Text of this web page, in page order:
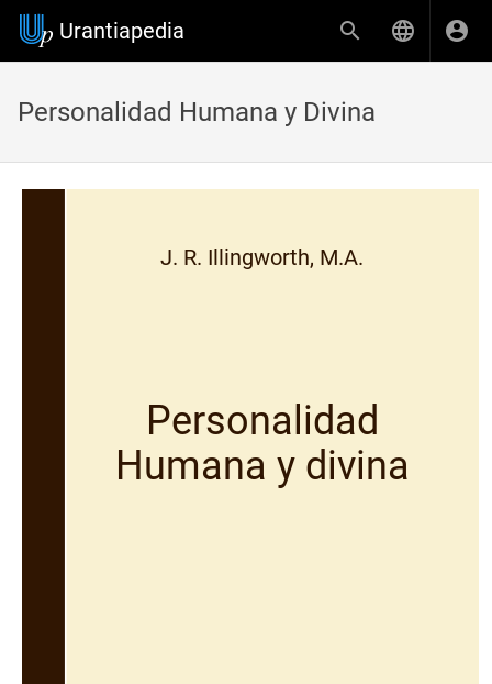
Urantiapedia
Personalidad Humana y Divina
J. R. Illingworth, M.A.
Personalidad
Humana y divina